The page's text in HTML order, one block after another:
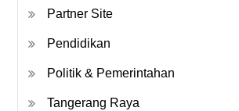
Partner Site
Pendidikan
Politik & Pemerintahan
Tangerang Raya